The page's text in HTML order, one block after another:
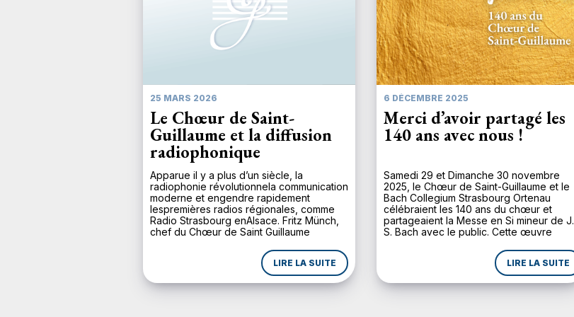
25 MARS 2026
Le Chœur de Saint-
Guillaume et la diffusion
radiophonique
Apparue il y a plus d’un siècle, la
radiophonie révolutionnela communication
moderne et engendre rapidement
lespremières radios régionales, comme
Radio Strasbourg enAlsace. Fritz Münch,
chef du Chœur de Saint Guillaume
l’importance de ce média pour uneplus
large diffusion de la musique. Lors de son
inaugurationle 11 novembre 1930, Radio
Strasbourg diffuse en […]
LIRE LA SUITE
6 DÉCEMBRE 2025
Merci d’avoir partagé les
140 ans avec nous !
Samedi 29 et Dimanche 30 novembre
2025, le Chœur de Saint-Guillaume et le
Bach Collegium Strasbourg Ortenau
célébraient les 140 ans du chœur et
partageaient la Messe en Si mineur de J.
S. Bach avec le public. Cette œuvre
n’avait pas été donnée à Strasbourg
depuis une dizaine d’année, et […]
LIRE LA SUITE